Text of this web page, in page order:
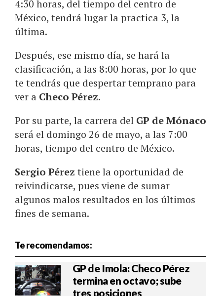
4:30 horas, del tiempo del centro de
México, tendrá lugar la practica 3, la
última.
Después, ese mismo día, se hará la
clasificación, a las 8:00 horas, por lo que
te tendrás que despertar temprano para
ver a Checo Pérez.
Por su parte, la carrera del GP de Mónaco
será el domingo 26 de mayo, a las 7:00
horas, tiempo del centro de México.
Sergio Pérez tiene la oportunidad de
reivindicarse, pues viene de sumar
algunos malos resultados en los últimos
fines de semana.
Te recomendamos:
GP de Imola: Checo Pérez
termina en octavo; sube
tres posiciones